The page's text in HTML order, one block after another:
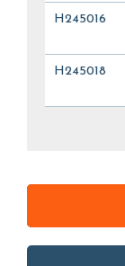
H245016
H245018